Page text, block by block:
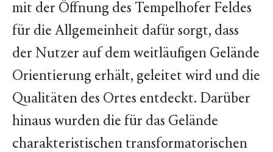
mit der Öffnung des Tempelhofer Feldes
für die Allgemeinheit dafür sorgt, dass
der Nutzer auf dem weitläufigen Gelände
Orientierung erhält, geleitet wird und die
Qualitäten des Ortes entdeckt. Darüber
hinaus wurden die für das Gelände
charakteristischen transformatorischen